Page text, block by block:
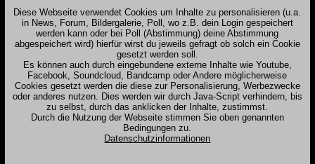
Diese Webseite verwendet Cookies um Inhalte zu personalisieren (u.a.
in News, Forum, Bildergalerie, Poll, wo z.B. dein Login gespeichert
werden kann oder bei Poll (Abstimmung) deine Abstimmung
abgespeichert wird) hierfür wirst du jeweils gefragt ob solch ein Cookie
gesetzt werden soll.
Es können auch durch eingebundene externe Inhalte wie Youtube,
Facebook, Soundcloud, Bandcamp oder Andere möglicherweise
Cookies gesetzt werden die diese zur Personalisierung, Werbezwecke
oder anderes nutzen. Dies werden wir durch Java-Script verhindern, bis
zu selbst, durch das anklicken der Inhalte, zustimmst.
Durch die Nutzung der Webseite stimmen Sie oben genannten
Bedingungen zu.
Datenschutzinformationen